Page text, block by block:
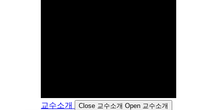
교수소개 Close 교수소개 Open 교수소개